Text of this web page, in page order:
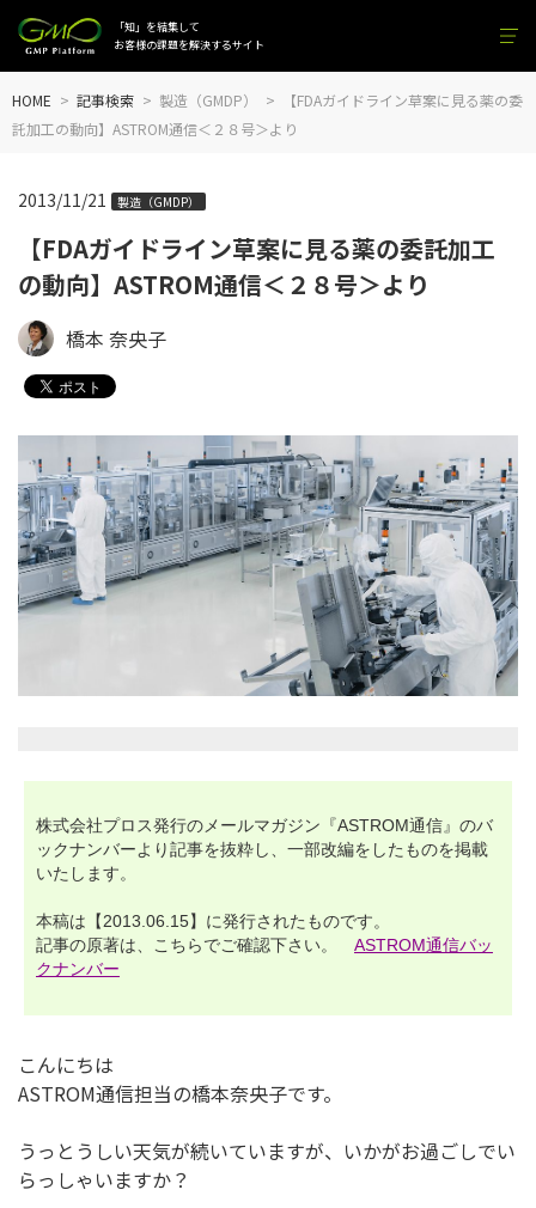
「知」を結集して
お客様の課題を解決するサイト
HOME 記事検索 製造（GMDP）
【FDAガイドライン草案に見る薬の委
託加工の動向】ASTROM通信＜２８号＞より
【FDAガイドライン草案に見る薬の委託加工
の動向】ASTROM通信＜２８号＞より
2013/11/21 製造（GMDP）
橋本 奈央子
株式会社プロス発行のメールマガジン『ASTROM通信』のバ
ックナンバーより記事を抜粋し、一部改編をしたものを掲載
いたします。
本稿は【2013.06.15】に発行されたものです。
記事の原著は、こちらでご確認下さい。 ASTROM通信バッ
クナンバー
こんにちは
ASTROM通信担当の橋本奈央子です。
うっとうしい天気が続いていますが、いかがお過ごしでい
らっしゃいますか？